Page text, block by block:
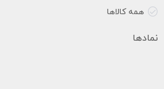
همه کالاها
نمادها